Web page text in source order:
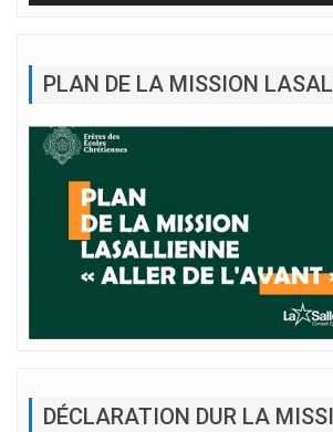
PLAN DE LA MISSION
DÉCLARATION DUR LA